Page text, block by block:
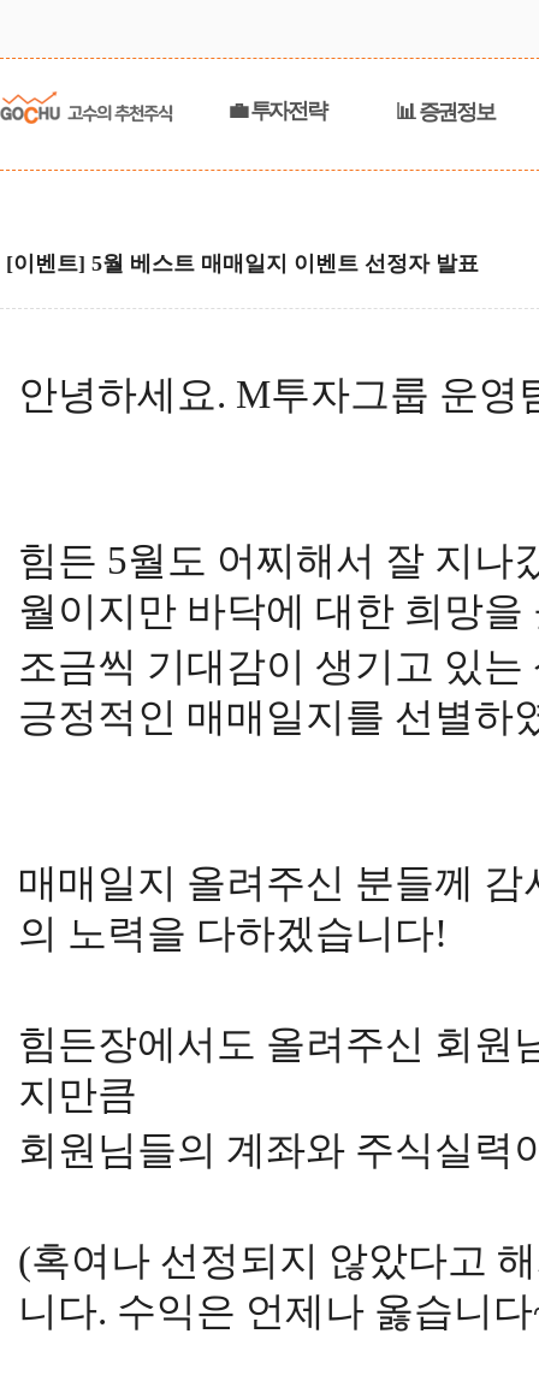
💼 투자전략 📊 증권정보
[이벤트] 5월 베스트 매매일지 이벤트 선정자 발표
안녕하세요. M투자그룹 운영
힘든 5월도 어찌해서 잘 지나
월이지만 바닥에 대한 희망
조금씩 기대감이 생기고 있
긍정적인 매매일지를 선별하
매매일지 올려주신 분들께
의 노력을 다하겠습니다!
힘든장에서도 올려주신 회원
지만큼
회원님들의 계좌와 주식실력
(혹여나 선정되지 않았다고
니다. 수익은 언제나 옳습니